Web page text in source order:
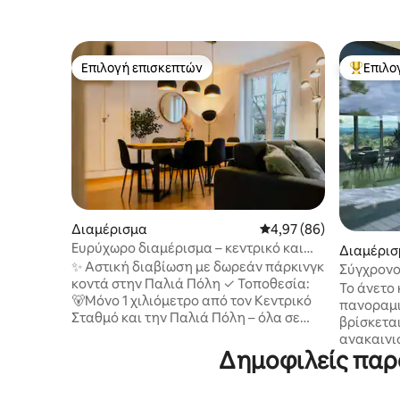
Επιλογή επισκεπτών
Επιλογή επισκεπτών
Διαμέρισμα Μέση βαθμολογία:
4,97 (86)
Ευρύχωρο διαμέρισμα – κεντρικό και
κοντά στην Παλιά Πόλη
✨ Αστική διαβίωση με δωρεάν πάρκινγκ
κοντά στην Παλιά Πόλη ✓ Τοποθεσία:
🐻Μόνο 1 χιλιόμετρο από τον Κεντρικό
Σταθμό και την Παλιά Πόλη – όλα σε
Άπλετος χώρος: 🏠Διαμέρισμα 2
υπνοδωματίων και σαλόνι ✓ Φαγητό: 🍳
στη
Το άνετο
Δημοφιλείς